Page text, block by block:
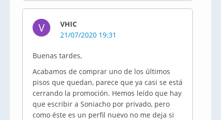
V
VHIC
21/07/2020 19:31
Buenas tardes,
Acabamos de comprar uno de los últimos
pisos que quedan, parece que ya casi se está
cerrando la promoción. Hemos leído que hay
que escribir a Soniacho por privado, pero
como éste es un perfil nuevo no me deja si